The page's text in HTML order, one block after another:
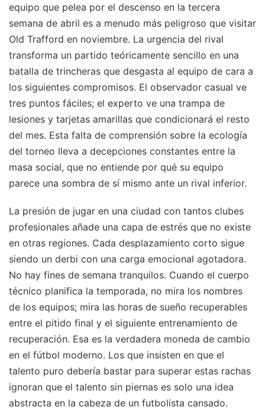
equipo que pelea por el descenso en la tercera
semana de abril es a menudo más peligroso que visitar
Old Trafford en noviembre. La urgencia del rival
transforma un partido teóricamente sencillo en una
batalla de trincheras que desgasta al equipo de cara a
los siguientes compromisos. El observador casual ve
tres puntos fáciles; el experto ve una trampa de
lesiones y tarjetas amarillas que condicionará el resto
del mes. Esta falta de comprensión sobre la ecología
del torneo lleva a decepciones constantes entre la
masa social, que no entiende por qué su equipo
parece una sombra de sí mismo ante un rival inferior.
La presión de jugar en una ciudad con tantos clubes
profesionales añade una capa de estrés que no existe
en otras regiones. Cada desplazamiento corto sigue
siendo un derbi con una carga emocional agotadora.
No hay fines de semana tranquilos. Cuando el cuerpo
técnico planifica la temporada, no mira los nombres
de los equipos; mira las horas de sueño recuperables
entre el pitido final y el siguiente entrenamiento de
recuperación. Esa es la verdadera moneda de cambio
en el fútbol moderno. Los que insisten en que el
talento puro debería bastar para superar estas rachas
ignoran que el talento sin piernas es solo una idea
abstracta en la cabeza de un futbolista cansado.